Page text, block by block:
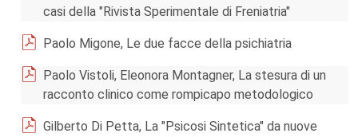
casi della "Rivista Sperimentale di Freniatria"
Paolo Migone, Le due facce della psichiatria
Paolo Vistoli, Eleonora Montagner, La stesura di un
racconto clinico come rompicapo metodologico
Gilberto Di Petta, La "Psicosi Sintetica" da nuove